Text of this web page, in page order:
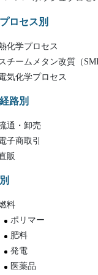
ロセス別
化学プロセス
スチームメタン改質（
気化学プロセス
路別
通・卸売
子商取引
販
料
ポリマー
肥料
発電
医薬品